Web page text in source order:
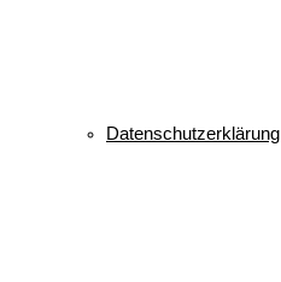
Datenschutzerklärung